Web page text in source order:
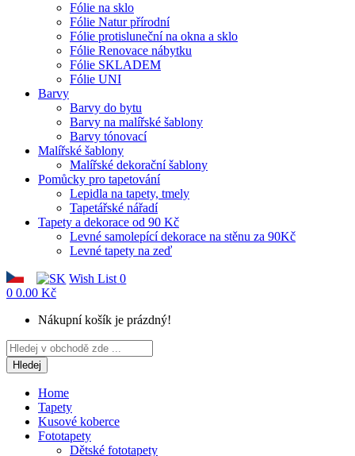
Fólie na sklo
Fólie Natur přírodní
Fólie protisluneční na okna a sklo
Fólie Renovace nábytku
Fólie SKLADEM
Fólie UNI
Barvy
Barvy do bytu
Barvy na malířské šablony
Barvy tónovací
Malířské šablony
Malířské dekorační šablony
Pomůcky pro tapetování
Lepidla na tapety, tmely
Tapetářské nářadí
Tapety a dekorace od 90 Kč
Levné samolepící dekorace na stěnu za 90Kč
Levné tapety na zeď
Wish List 0
0 0.00 Kč
Nákupní košík je prázdný!
Hledej
Home
Tapety
Kusové koberce
Fototapety
Dětské fototapety